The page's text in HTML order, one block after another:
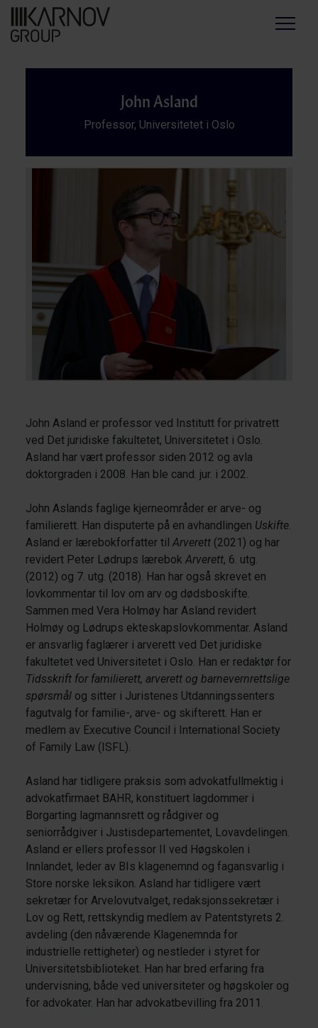
Menu
John Asland
Professor, Universitetet i Oslo
John Asland er professor ved Institutt for privatrett
ved Det juridiske fakultetet, Universitetet i Oslo.
Asland har vært professor siden 2012 og avla
doktorgraden i 2008. Han ble cand. jur. i 2002.
John Aslands faglige kjerneområder er arve- og
familierett. Han disputerte på en avhandlingen Uskifte.
Asland er lærebokforfatter til Arverett (2021) og har
revidert Peter Lødrups lærebok Arverett, 6. utg.
(2012) og 7. utg. (2018). Han har også skrevet en
lovkommentar til lov om arv og dødsboskifte.
Sammen med Vera Holmøy har Asland revidert
Holmøy og Lødrups ekteskapslovkommentar. Asland
er ansvarlig faglærer i arverett ved Det juridiske
fakultetet ved Universitetet i Oslo. Han er redaktør for
Tidsskrift for familierett, arverett og barnevernrettslige
spørsmål og sitter i Juristenes Utdanningssenters
fagutvalg for familie-, arve- og skifterett. Han er
medlem av Executive Council i International Society
of Family Law (ISFL).
Asland har tidligere praksis som advokatfullmektig i
advokatfirmaet BAHR, konstituert lagdommer i
Borgarting lagmannsrett og rådgiver og
seniorrådgiver i Justisdepartementet, Lovavdelingen.
Asland er ellers professor II ved Høgskolen i
Innlandet, leder av BIs klagenemnd og fagansvarlig i
Store norske leksikon. Asland har tidligere vært
sekretær for Arvelovutvalget, redaksjonssekretær i
Lov og Rett, rettskyndig medlem av Patentstyrets 2.
avdeling (den nåværende Klagenemnda for
industrielle rettigheter) og nestleder i styret for
Universitetsbiblioteket. Han har bred erfaring fra
undervisning, både ved universiteter og høgskoler og
for advokater. Han har advokatbevilling fra 2011.